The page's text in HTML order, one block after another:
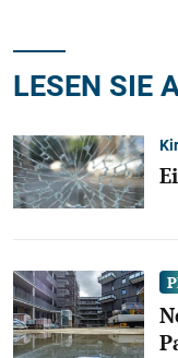
LESEN SIE